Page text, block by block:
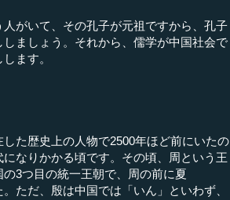
がいて、その孔子が元祖ですから、孔子
ましょう。それから、儒学が中国社会で
ます。
た歴史上の人物で2500年ほど前にいたの
なりかかる頃です。その頃、周という王
3つ目の統一王朝で、周の前に夏
ただ、殷は中国では「いん」といわず、